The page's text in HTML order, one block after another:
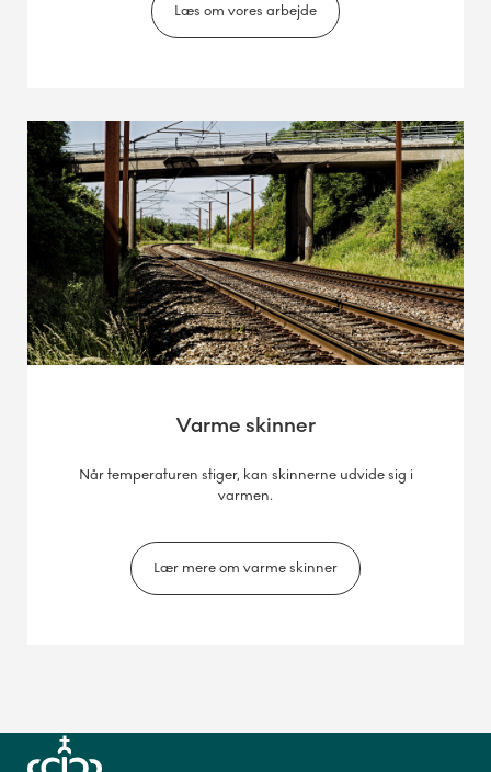
Læs om vores arbejde
Varme skinner
Når temperaturen stiger, kan skinnerne udvide sig i
varmen.
Lær mere om varme skinner